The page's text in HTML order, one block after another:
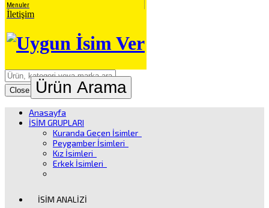
Menuler
İletişim
Close Ürün Arama
Anasayfa
İSİM GRUPLARI
Kuranda Geçen İsimler
Peygamber İsimleri
Kız İsimleri
Erkek İsimleri
İSİM ANALİZİ